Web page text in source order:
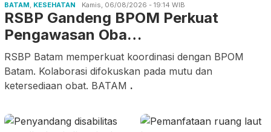
BATAM, KESEHATAN Kamis, 06/08/2026 - 19:14 WIB
RSBP Gandeng BPOM Perkuat
Pengawasan Oba…
RSBP Batam memperkuat koordinasi dengan BPOM
Batam. Kolaborasi difokuskan pada mutu dan
ketersediaan obat. BATAM .